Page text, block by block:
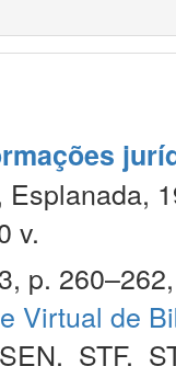
v.
p.
Virtual de
SEN, STF,